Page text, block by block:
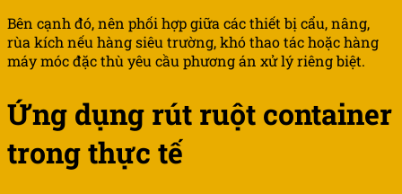
Bên cạnh đó, nên phối hợp giữa các thiết bị cẩu, nâng,
rùa kích nếu hàng siêu trường, khó thao tác hoặc hàng
máy móc đặc thù yêu cầu phương án xử lý riêng biệt.
Ứng dụng rút ruột container
trong thực tế